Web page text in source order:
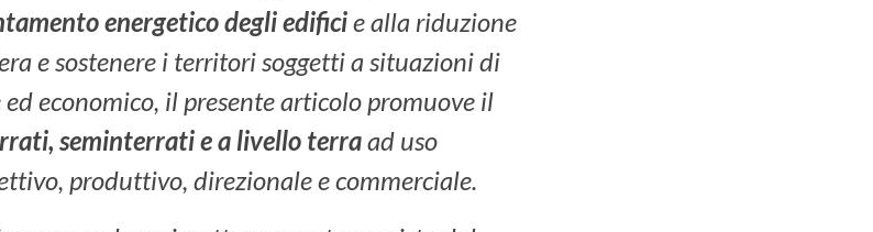
energetico degli edificie alla riduzione
e sostenere i territori soggetti a situazioni di
economico, il presente articolo promuove il
seminterrati e a livello terraad uso
produttivo, direzionale e commerciale.